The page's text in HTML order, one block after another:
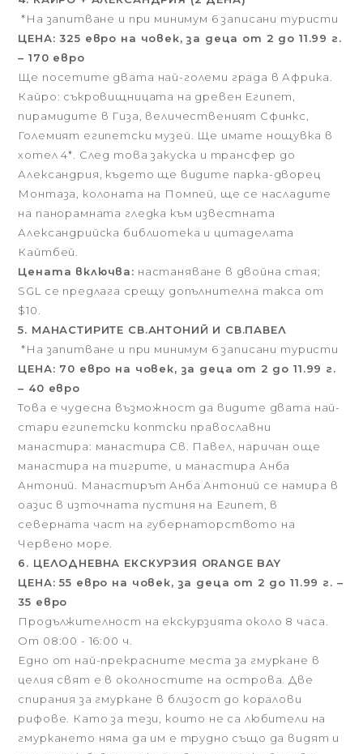
*На запитване и при минимум 6 записани туристи
ЦЕНА: 325 евро на човек, за деца от 2 до 11.99 г.
– 170 евро
Ще посетите двата най-големи града в Африка.
Кайро: съкровищницата на древен Египет,
пирамидите в Гиза, величественият Сфинкс,
Големият египетски музей. Ще имате нощувка в
хотел 4*. След това закуска и трансфер до
Александрия, където ще видите парка-дворец
Монтаза, колоната на Помпей, ще се насладите
на панорамната гледка към известната
Александрийска библиотека и цитаделата
Кайтбей.
Цената включва: настаняване в двойна стая;
SGL се предлага срещу допълнителна такса от
$10.
5. МАНАСТИРИТЕ СВ.АНТОНИЙ И СВ.ПАВЕЛ
*На запитване и при минимум 6 записани туристи
ЦЕНА: 70 евро на човек, за деца от 2 до 11.99 г.
– 40 евро
Това е чудесна възможност да видите двата най-
стари египетски коптски православни
манастира: манастира Св. Павел, наричан още
манастира на тигрите, и манастира Анба
Антоний. Манастирът Анба Антоний се намира в
оазис в източната пустиня на Египет, в
северната част на губернаторството на
Червено море.
6. ЦЕЛОДНЕВНА ЕКСКУРЗИЯ ORANGE BAY
ЦЕНА: 55 евро на човек, за деца от 2 до 11.99 г. –
35 евро
Продължителност на екскурзията около 8 часа.
От 08:00 - 16:00 ч.
Едно от най-прекрасните места за гмуркане в
целия свят е в околностите на острова. Две
спирания за гмуркане в близост до коралови
рифове. Като за тези, които не са любители на
гмуркането няма да им е трудно също да видят и